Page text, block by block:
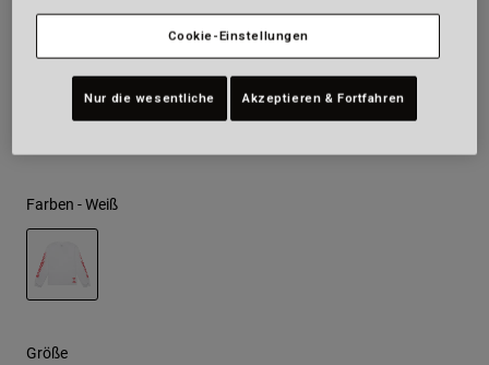
Bell x Grime Flamed Demon Langarmshirt
Artikelnr.42920
Farben -Weiß
Größe
Cookie-Einstellungen
Nur die wesentliche Akzeptieren & Fortfahren